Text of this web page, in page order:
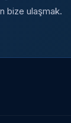
bize ulaşmak.